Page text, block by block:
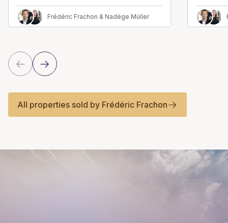
Frédéric Frachon & Nadège Müller
All properties sold by Frédéric Frachon